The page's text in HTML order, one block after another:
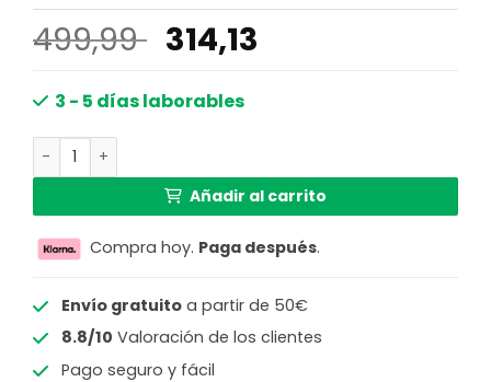
499,99 El
precio
original
314,13
3 - 5 días laborables
Lámpara colgante moderna con pantalla de vidrio
Añadir al carrito
Compra hoy. Paga después.
Envío gratuitoa partir de 50€
8.8/10 Valoración de los clientes
Pago seguro y fácil